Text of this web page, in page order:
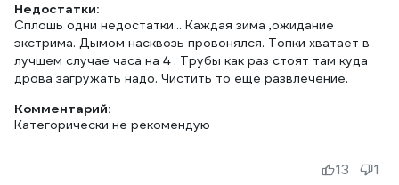
Недостатки:
Сплошь одни недостатки... Каждая зима ,ожидание
экстрима. Дымом насквозь провонялся. Топки хватает в
лучшем случае часа на 4 . Трубы как раз стоят там куда
дрова загружать надо. Чистить то еще развлечение.
Комментарий:
Категорически не рекомендую
13 1